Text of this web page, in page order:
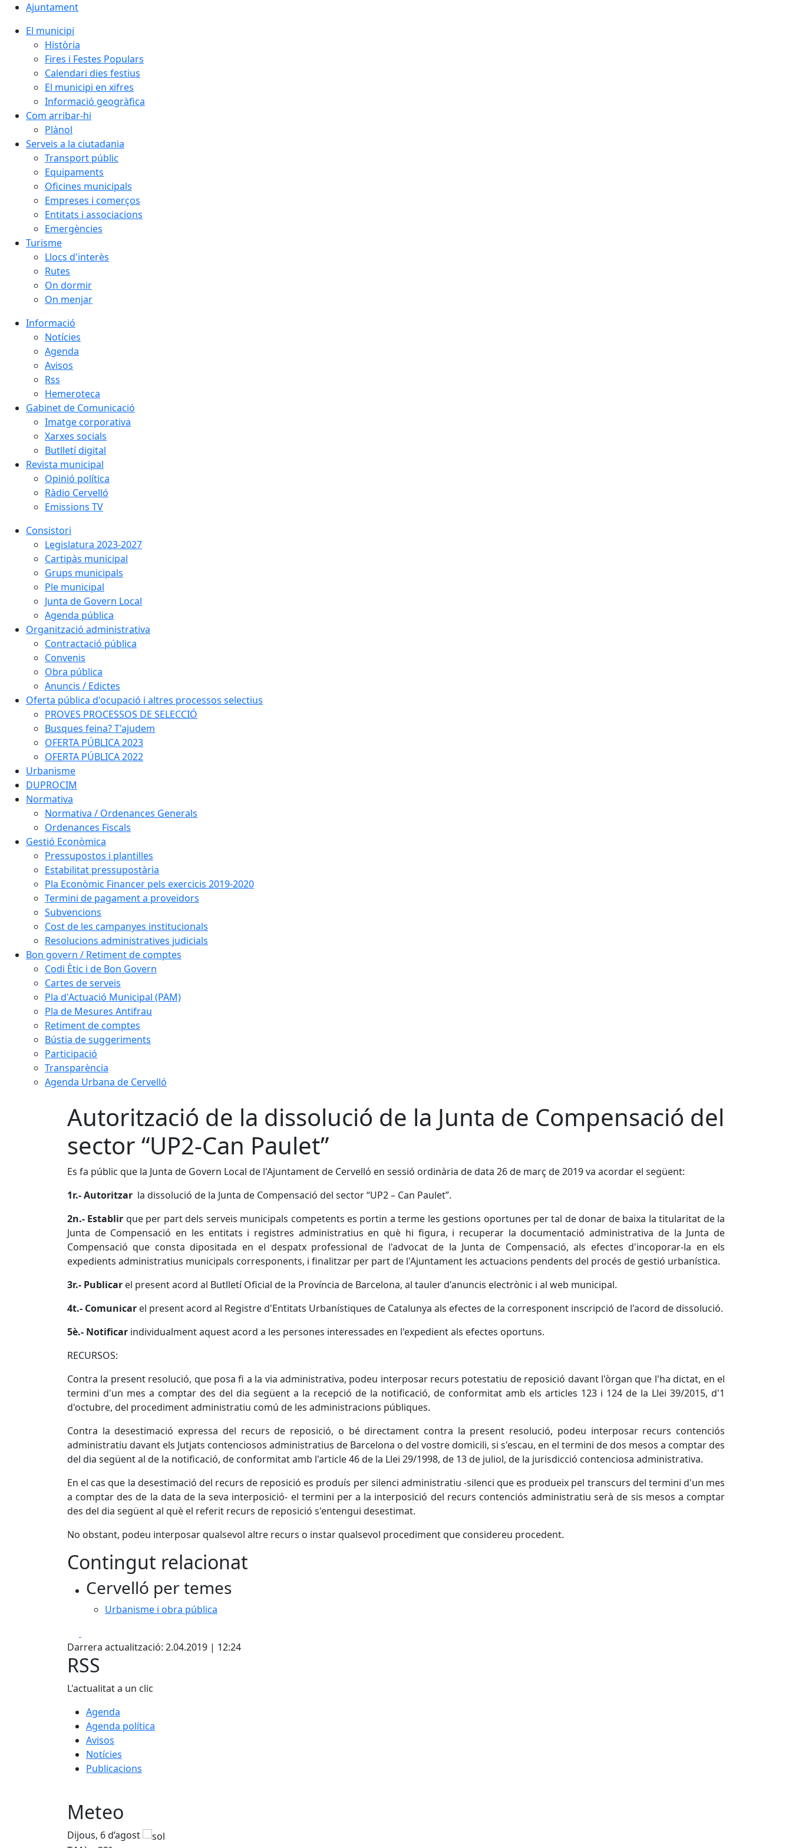
Ajuntament
El municipi
Història
Fires i Festes Populars
Calendari dies festius
El municipi en xifres
Informació geogràfica
Com arribar-hi
Plànol
Serveis a la ciutadania
Transport públic
Equipaments
Oficines municipals
Empreses i comerços
Entitats i associacions
Emergències
Turisme
Llocs d'interès
Rutes
On dormir
On menjar
Informació
Notícies
Agenda
Avisos
Rss
Hemeroteca
Gabinet de Comunicació
Imatge corporativa
Xarxes socials
Butlletí digital
Revista municipal
Opinió política
Ràdio Cervelló
Emissions TV
Consistori
Legislatura 2023-2027
Cartipàs municipal
Grups municipals
Ple municipal
Junta de Govern Local
Agenda pública
Organització administrativa
Contractació pública
Convenis
Obra pública
Anuncis / Edictes
Oferta pública d'ocupació i altres processos selectius
PROVES PROCESSOS DE SELECCIÓ
Busques feina? T'ajudem
OFERTA PÚBLICA 2023
OFERTA PÚBLICA 2022
Urbanisme
DUPROCIM
Normativa
Normativa / Ordenances Generals
Ordenances Fiscals
Gestió Econòmica
Pressupostos i plantilles
Estabilitat pressupostària
Pla Econòmic Financer pels exercicis 2019-2020
Termini de pagament a proveïdors
Subvencions
Cost de les campanyes institucionals
Resolucions administratives judicials
Bon govern / Retiment de comptes
Codi Ètic i de Bon Govern
Cartes de serveis
Pla d'Actuació Municipal (PAM)
Pla de Mesures Antifrau
Retiment de comptes
Bústia de suggeriments
Participació
Transparència
Agenda Urbana de Cervelló
Autorització de la dissolució de la Junta de Compensació del
sector “UP2-Can Paulet”
Es fa públic que la Junta de Govern Local de l'Ajuntament de Cervelló en sessió ordinària de data 26 de març de 2019 va acordar el següent:
1r.- Autoritzar la dissolució de la Junta de Compensació del sector “UP2 – Can Paulet”.
2n.- Establir que per part dels serveis municipals competents es portin a terme les gestions oportunes per tal de donar de baixa la titularitat de la
Junta de Compensació en les entitats i registres administratius en què hi figura, i recuperar la documentació administrativa de la Junta de
Compensació que consta dipositada en el despatx professional de l'advocat de la Junta de Compensació, als efectes d'incoporar-la en els
expedients administratius municipals corresponents, i finalitzar per part de l'Ajuntament les actuacions pendents del procés de gestió urbanística.
3r.- Publicar el present acord al Butlletí Oficial de la Província de Barcelona, al tauler d'anuncis electrònic i al web municipal.
4t.- Comunicar el present acord al Registre d'Entitats Urbanístiques de Catalunya als efectes de la corresponent inscripció de l'acord de dissolució.
5è.- Notificar individualment aquest acord a les persones interessades en l'expedient als efectes oportuns.
RECURSOS:
Contra la present resolució, que posa fi a la via administrativa, podeu interposar recurs potestatiu de reposició davant l'òrgan que l'ha dictat, en el
termini d'un mes a comptar des del dia següent a la recepció de la notificació, de conformitat amb els articles 123 i 124 de la Llei 39/2015, d'1
d'octubre, del procediment administratiu comú de les administracions públiques.
Contra la desestimació expressa del recurs de reposició, o bé directament contra la present resolució, podeu interposar recurs contenciós
administratiu davant els Jutjats contenciosos administratius de Barcelona o del vostre domicili, si s'escau, en el termini de dos mesos a comptar des
del dia següent al de la notificació, de conformitat amb l'article 46 de la Llei 29/1998, de 13 de juliol, de la jurisdicció contenciosa administrativa.
En el cas que la desestimació del recurs de reposició es produís per silenci administratiu -silenci que es produeix pel transcurs del termini d'un mes
a comptar des de la data de la seva interposició- el termini per a la interposició del recurs contenciós administratiu serà de sis mesos a comptar
des del dia següent al què el referit recurs de reposició s'entengui desestimat.
No obstant, podeu interposar qualsevol altre recurs o instar qualsevol procediment que considereu procedent.
Contingut relacionat
Cervelló per temes
Urbanisme i obra pública
Darrera actualització: 2.04.2019 | 12:24
RSS
L'actualitat a un clic
Agenda
Agenda política
Avisos
Notícies
Publicacions
Meteo
Dijous, 6 d’agost